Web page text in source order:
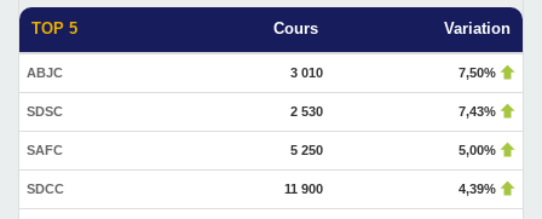
TOP 5 Cours Variation
ABJC 3 010 7,50%
SDSC 2 530 7,43%
SAFC 5 250 5,00%
SDCC 11 900 4,39%